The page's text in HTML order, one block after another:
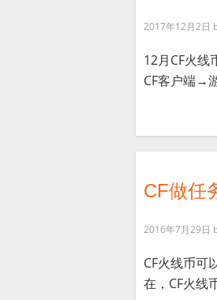
2017年12月2日
12月CF火线
CF客户端→
CF做任
2016年7月29日
CF火线币可
在，CF火线